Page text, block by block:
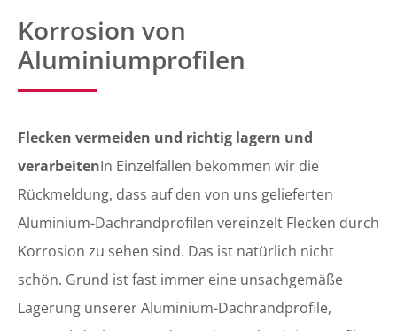
Korrosion von
Aluminiumprofilen
Flecken vermeiden und richtig lagern und
verarbeitenIn Einzelfällen bekommen wir die
Rückmeldung, dass auf den von uns gelieferten
Aluminium-Dachrandprofilen vereinzelt Flecken durch
Korrosion zu sehen sind. Das ist natürlich nicht
schön. Grund ist fast immer eine unsachgemäße
Lagerung unserer Aluminium-Dachrandprofile,